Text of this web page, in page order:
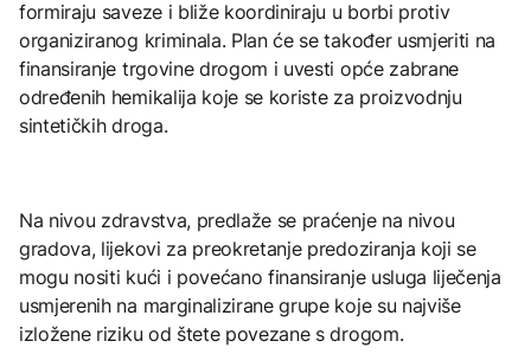
formiraju saveze i bliže koordiniraju u borbi protiv
organiziranog kriminala. Plan će se također usmjeriti na
finansiranje trgovine drogom i uvesti opće zabrane
određenih hemikalija koje se koriste za proizvodnju
sintetičkih droga.
Na nivou zdravstva, predlaže se praćenje na nivou
gradova, lijekovi za preokretanje predoziranja koji se
mogu nositi kući i povećano finansiranje usluga liječenja
usmjerenih na marginalizirane grupe koje su najviše
izložene riziku od štete povezane s drogom.